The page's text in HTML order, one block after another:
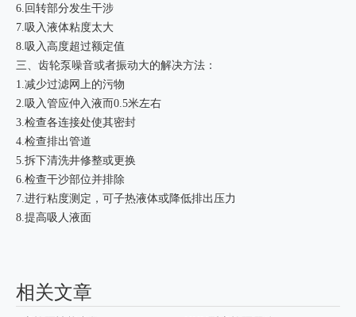
6.回转部分发生干涉
7.吸入液体粘度太大
8.吸入高度超过额定值
三、齿轮泵噪音或者振动大的解决方法：
1.减少过滤网上的污物
2.吸入管应仲入液而0.5米左右
3.检查各连接处使其密封
4.检查排出管道
5.拆下清洗井修整或更换
6.检查干沙部位并排除
7.进行粘度测定，可子热液体或降低排出压力
8.提高吸人液面
相关文章